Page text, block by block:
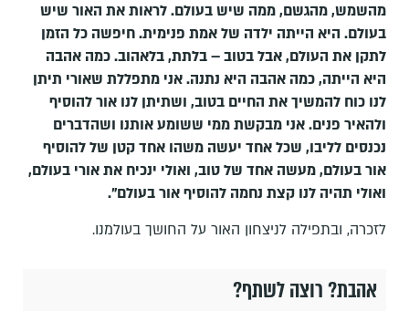
מהשמש, מהגשם, ממה שיש בעולם. לראות את האור שיש
בעולם. היא הייתה ילדה של אמת פנימית. חיפשה כל הזמן
לתקן את העולם, אבל בטוב – בלתת, בלאהוב. כמה אהבה
היא הייתה, כמה אהבה היא נתנה. אני מתפללת שאורי תיתן
לנו כוח להמשיך את החיים בטוב, ושתיתן לנו אור להוסיף
ולהאיר פנים. אני מבקשת ממי ששומע אותנו ושהדברים
נכנסים לליבו, שכל אחד יעשה משהו אחד קטן של להוסיף
אור בעולם, מעשה אחד של טוב, ואולי ינכיח את אורי בעולם,
ואולי תהיה לנו קצת נחמה להוסיף אור בעולם".
לזכרה, ובתפילה לניצחון האור על החושך בעולמנו.
אהבת? רוצה לשתף?